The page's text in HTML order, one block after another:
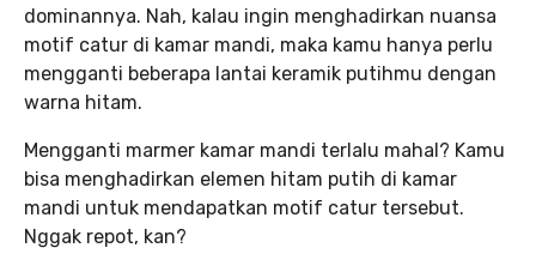
dominannya. Nah, kalau ingin menghadirkan nuansa
motif catur di kamar mandi, maka kamu hanya perlu
mengganti beberapa lantai keramik putihmu dengan
warna hitam.
Mengganti marmer kamar mandi terlalu mahal? Kamu
bisa menghadirkan elemen hitam putih di kamar
mandi untuk mendapatkan motif catur tersebut.
Nggak repot, kan?